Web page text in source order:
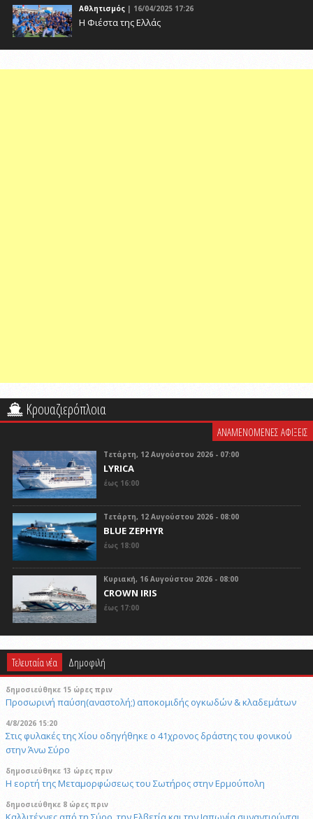
Αθλητισμός | 16/04/2025 17:26
Η Φιέστα της Ελλάς
Κρουαζιερόπλοια
ΑΝΑΜΕΝΟΜΕΝΕΣ ΑΦΙΞΕΙΣ
Τετάρτη, 12 Αυγούστου 2026 - 07:00
LYRICA
έως 16:00
Τετάρτη, 12 Αυγούστου 2026 - 08:00
BLUE ZEPHYR
έως 18:00
Κυριακή, 16 Αυγούστου 2026 - 08:00
CROWN IRIS
έως 17:00
Τελευταία νέα Δημοφιλή
δημοσιεύθηκε 15 ώρες πριν
Προσωρινή παύση(αναστολή;) αποκομιδής ογκωδών & κλαδεμάτων
4/8/2026 15:20
Στις φυλακές της Χίου οδηγήθηκε ο 41χρονος δράστης του φονικού
στην Άνω Σύρο
δημοσιεύθηκε 13 ώρες πριν
Η εορτή της Μεταμορφώσεως του Σωτήρος στην Ερμούπολη
δημοσιεύθηκε 8 ώρες πριν